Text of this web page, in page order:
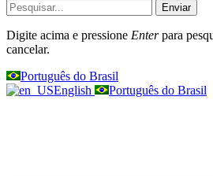
Enviar
Digite acima e pressione Enterpara
cancelar.
Português do Brasil
English
Português do Brasil